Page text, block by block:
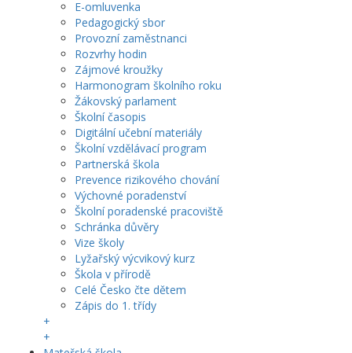
E-omluvenka
Pedagogický sbor
Provozní zaměstnanci
Rozvrhy hodin
Zájmové kroužky
Harmonogram školního roku
Žákovský parlament
Školní časopis
Digitální učební materiály
Školní vzdělávací program
Partnerská škola
Prevence rizikového chování
Výchovné poradenství
Školní poradenské pracoviště
Schránka důvěry
Vize školy
Lyžařský výcvikový kurz
Škola v přírodě
Celé Česko čte dětem
Zápis do 1. třídy
+
+